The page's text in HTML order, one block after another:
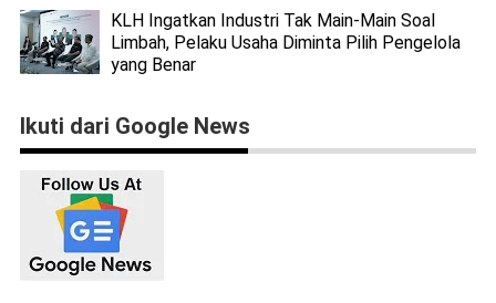
KLH Ingatkan Industri Tak Main-Main Soal
Limbah, Pelaku Usaha Diminta Pilih Pengelola
yang Benar
Ikuti dari Google News